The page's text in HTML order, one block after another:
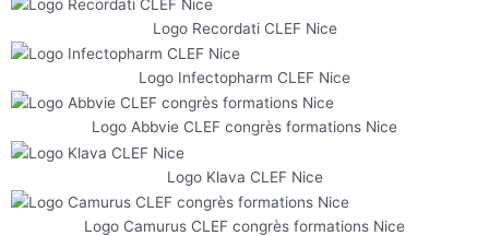
Logo Recordati CLEF Nice
Logo Infectopharm CLEF Nice
Logo Abbvie CLEF congrès formations Nice
Logo Klava CLEF Nice
Logo Camurus CLEF congrès formations Nice